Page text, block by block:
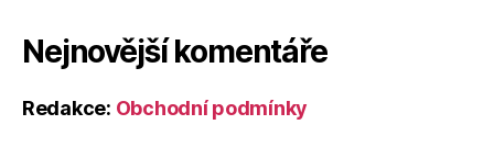
Nejnovější komentáře
Redakce: Obchodní podmínky